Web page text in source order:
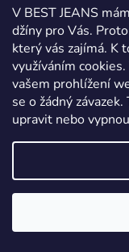
V BEST JEANS
džíny pro Vás.
který vás zajímá. K
využíváním
vašem prohlížení
se o žádný
upravit nebo
Pánské kalhoty